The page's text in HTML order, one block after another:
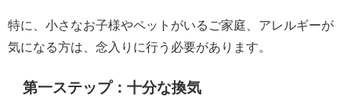
特に、小さなお子様やペットがいるご家庭、アレルギーが
気になる方は、念入りに行う必要があります。
第一ステップ：十分な換気